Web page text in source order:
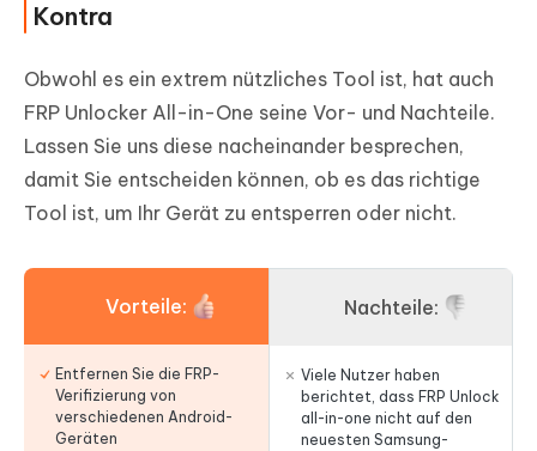
Kontra
Obwohl es ein extrem nützliches Tool ist, hat auch
FRP Unlocker All-in-One seine Vor- und Nachteile.
Lassen Sie uns diese nacheinander besprechen,
damit Sie entscheiden können, ob es das richtige
Tool ist, um Ihr Gerät zu entsperren oder nicht.
Vorteile:
Entfernen Sie die FRP-
Verifizierung von
verschiedenen Android-
Geräten
Nachteile:
Viele Nutzer haben
berichtet, dass FRP Unlock
all-in-one nicht auf den
neuesten Samsung-